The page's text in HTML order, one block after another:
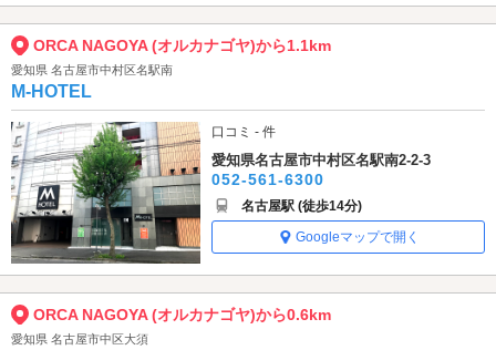
ORCA NAGOYA (オルカナゴヤ)から1.1km
愛知県 名古屋市中村区名駅南
M-HOTEL
口コミ - 件
愛知県名古屋市中村区名駅南2-2-3
052-561-6300
名古屋駅 (徒歩14分)
Googleマップで開く
ORCA NAGOYA (オルカナゴヤ)から0.6km
愛知県 名古屋市中区大須